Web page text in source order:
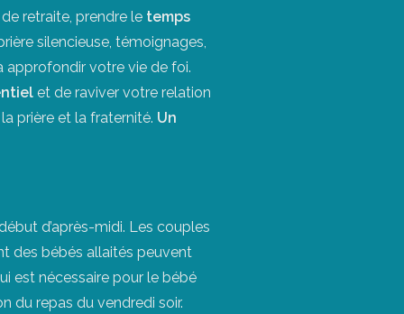
retraite, prendre le temps
silencieuse, témoignages,
approfondir votre vie de foi.
et de raviver votre relation
prière et la fraternité. Un
d’après-midi. Les couples
des bébés allaités peuvent
est nécessaire pour le bébé
du repas du vendredi soir.